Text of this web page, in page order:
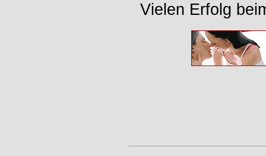
Vielen Erfolg